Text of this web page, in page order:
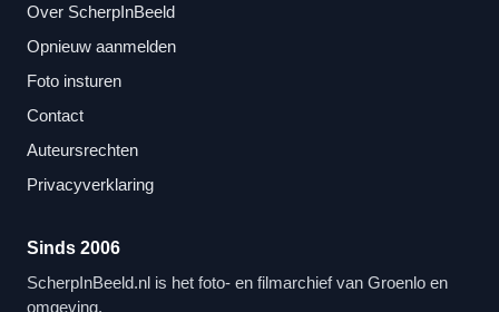
Over ScherpInBeeld
Opnieuw aanmelden
Foto insturen
Contact
Auteursrechten
Privacyverklaring
Sinds 2006
ScherpInBeeld.nl is het foto- en filmarchief van Groenlo en
omgeving.